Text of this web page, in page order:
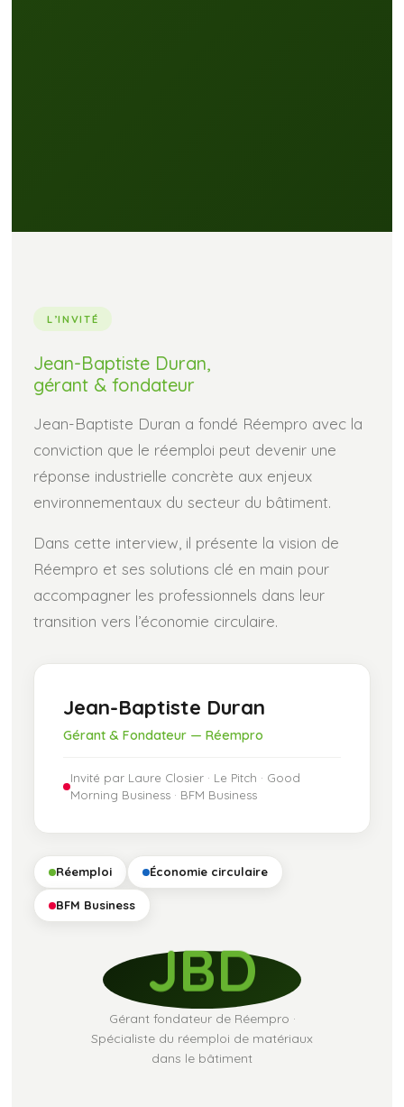
L’INVITÉ
Jean-Baptiste Duran,
gérant & fondateur
Jean-Baptiste Duran a fondé Réempro avec la
conviction que le réemploi peut devenir une
réponse industrielle concrète aux enjeux
environnementaux du secteur du bâtiment.
Dans cette interview, il présente la vision de
Réempro et ses solutions clé en main pour
accompagner les professionnels dans leur
transition vers l’économie circulaire.
Jean-Baptiste Duran
Gérant & Fondateur — Réempro
Invité par Laure Closier · Le Pitch · Good
Morning Business · BFM Business
Réemploi Économie circulaire
BFM Business
JBD
Gérant fondateur de Réempro ·
Spécialiste du réemploi de matériaux
dans le bâtiment